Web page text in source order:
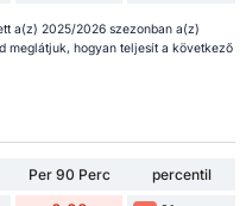
a(z) 2025/2026 szezonban a(z)
meglátjuk, hogyan teljesít a következő
Per 90 Perc
percentil